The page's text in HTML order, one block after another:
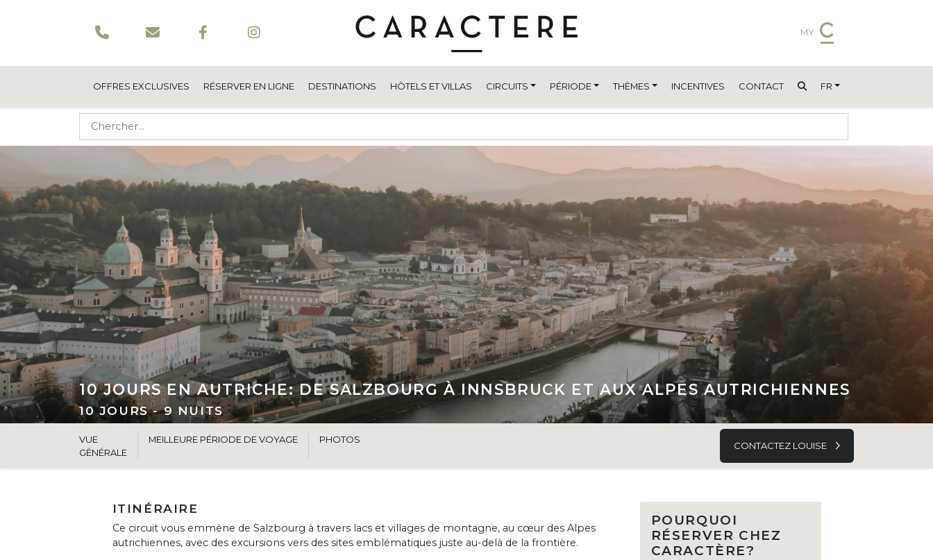
MY
OFFRES EXCLUSIVES RÉSERVER EN LIGNE DESTINATIONS HÔTELS ET VILLAS CIRCUITS PÉRIODE THÈMES INCENTIVES CONTACT FR
10 JOURS EN AUTRICHE: DE SALZBOURG À INNSBRUCK ET AUX ALPES AUTRICHIENNES
10 JOURS - 9 NUITS
VUE
GÉNÉRALE
MEILLEURE PÉRIODE DE VOYAGE PHOTOS
CONTACTEZ LOUISE
ITINÉRAIRE
Ce circuit vous emmène de Salzbourg à travers lacs et villages de montagne, au cœur des Alpes
autrichiennes, avec des excursions vers des sites emblématiques juste au-delà de la frontière.
POURQUOI
RÉSERVER CHEZ
CARACTÈRE?